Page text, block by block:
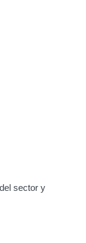
sector y